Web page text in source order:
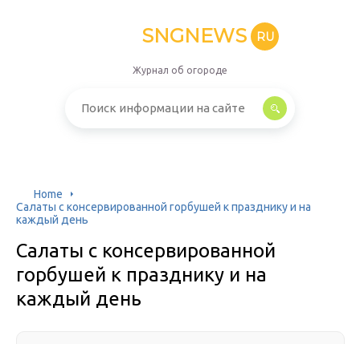
SNGNEWS RU
Журнал об огороде
Home
Салаты с консервированной горбушей к празднику и на
каждый день
Салаты с консервированной
горбушей к празднику и на
каждый день